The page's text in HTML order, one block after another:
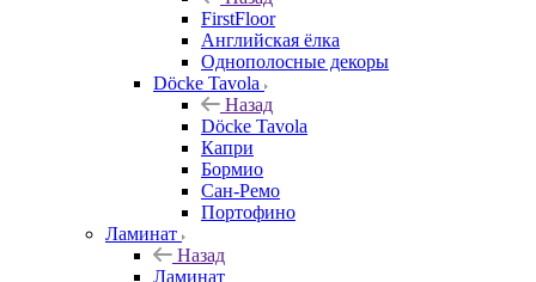
FirstFloor
Английская ёлка
Однополосные декоры
Döcke Tavola
Назад
Döcke Tavola
Капри
Бормио
Сан-Ремо
Портофино
Ламинат
Назад
Ламинат